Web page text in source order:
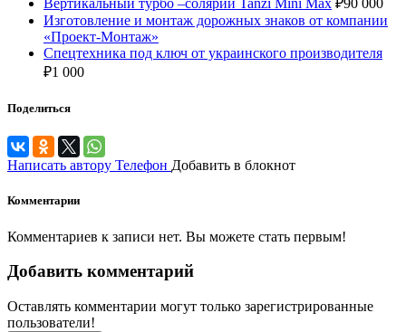
Вертикальный турбо –солярий Tanzi Mini Max ₽90 000
Изготовление и монтаж дорожных знаков от компании
«Проект-Монтаж»
Спецтехника под ключ от украинского производителя
₽1 000
Поделиться
Написать автору Телефон Добавить в блокнот
Комментарии
Комментариев к записи нет. Вы можете стать первым!
Добавить комментарий
Оставлять комментарии могут только зарегистрированные
пользователи!